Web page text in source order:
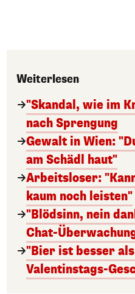
Weiterlesen
"Skandal, wie im
nach Sprengung
Gewalt in Wien:
am Schädl haut"
Arbeitsloser:
kaum noch leisten"
"Blödsinn, nein
Chat-
"Bier ist besser
Valentinstags-